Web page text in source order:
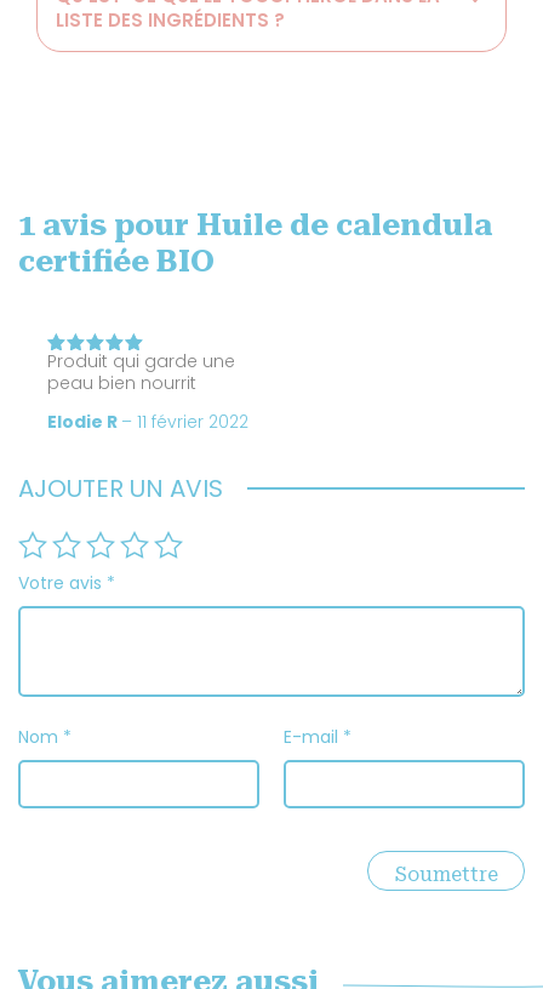
LISTE DES INGRÉDIENTS ?
1 avis pour Huile de calendula
certifiée BIO
Note5
sur 5
Elodie R – 11 février 2022
Produit qui garde une
peau bien nourrit
AJOUTER UN AVIS
Votre avis *
Nom * E-mail *
Vous aimerez aussi